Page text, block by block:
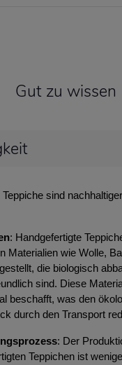
Gut zu wissen
Teppiche sind
: Handgefertigte
Materialien wie Wolle,
die biologisch
sind. Diese
beschafft, was den
durch den Transport
: Der
Teppichen ist